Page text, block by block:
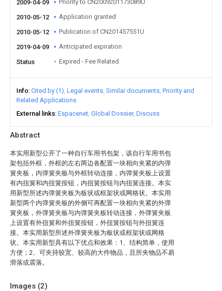
Abstract
本实用新型公开了一种自行车用书包架，该自行车用书包
架包括外框，外框的左右两边各配置一块相向夹紧的内弹
簧夹板，内弹簧夹板与外框转动连接，内弹簧夹板上设置
有内扭簧和内扭簧按钮，内扭簧按钮与内扭簧连接。本实
用新型所述内弹簧夹板为板状或框架状或网格状。本实用
新型两个内弹簧夹板的外侧可再配置一块相向夹紧的外弹
簧夹板，外弹簧夹板与内弹簧夹板转动连接，外弹簧夹板
上设置有外扭簧和外扭簧按钮，外扭簧按钮与外扭簧连
接。本实用新型所述外弹簧夹板为板状或框架状或网格
状。本实用新型具有以下优点和效果：1、结构简单，使用
方便；2、可夹持较宽、较高的大件物品，且所夹物品不易
滑落或震落。
Images (2)
2009-04-09 Priority to CN2009201173089U
2010-05-12 Application granted
2010-05-12 Publication of CN201457551U
2019-04-09 Anticipated expiration
Status Expired - Fee Related
Info Cited by (1) Legal events Similar documents Priority and
Related Applications
External links Espacenet Global Dossier Discuss